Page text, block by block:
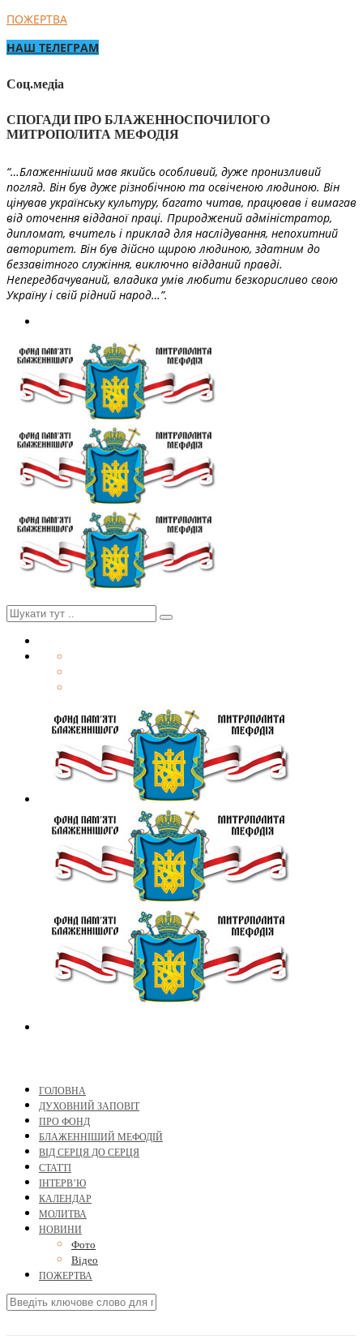
ПОЖЕРТВА
НАШ ТЕЛЕГРАМ
Соц.медіа
СПОГАДИ ПРО БЛАЖЕННОСПОЧИЛОГО
МИТРОПОЛИТА МЕФОДІЯ
“…Блаженніший мав якийсь особливий, дуже пронизливий
погляд. Він був дуже різнобічною та освіченою людиною. Він
цінував українську культуру, багато читав, працював і вимагав
від оточення відданої праці. Природжений адміністратор,
дипломат, вчитель і приклад для наслідування, непохитний
авторитет. Він був дійсно щирою людиною, здатним до
беззавітного служіння, виключно відданий правді.
Непередбачуваний, владика умів любити безкорисливо свою
Україну і свій рідний народ…”.
ГОЛОВНА
ДУХОВНИЙ ЗАПОВІТ
ПРО ФОНД
БЛАЖЕННІШИЙ МЕФОДІЙ
ВІД СЕРЦЯ ДО СЕРЦЯ
СТАТТІ
ІНТЕРВ’Ю
КАЛЕНДАР
МОЛИТВА
НОВИНИ
Фото
Відео
ПОЖЕРТВА